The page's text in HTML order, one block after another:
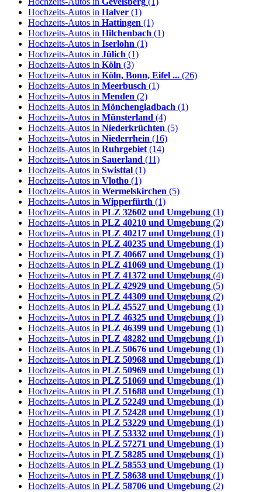
Hochzeits-Autos in Halver (1)
Hochzeits-Autos in Hattingen (1)
Hochzeits-Autos in Hilchenbach (1)
Hochzeits-Autos in Iserlohn (1)
Hochzeits-Autos in Jülich (1)
Hochzeits-Autos in Köln (3)
Hochzeits-Autos in Köln, Bonn, Eifel ... (26)
Hochzeits-Autos in Meerbusch (1)
Hochzeits-Autos in Menden (2)
Hochzeits-Autos in Mönchengladbach (1)
Hochzeits-Autos in Münsterland (4)
Hochzeits-Autos in Niederkrüchten (5)
Hochzeits-Autos in Niederrhein (16)
Hochzeits-Autos in Ruhrgebiet(14)
Hochzeits-Autos in Sauerland (11)
Hochzeits-Autos in Swisttal (1)
Hochzeits-Autos in Vlotho (1)
Hochzeits-Autos in Wermelskirchen (5)
Hochzeits-Autos in Wipperfürth (1)
Hochzeits-Autos in PLZ 32602 und Umgebung (1)
Hochzeits-Autos in PLZ 40210 und Umgebung (2)
Hochzeits-Autos in PLZ 40217 und Umgebung (1)
Hochzeits-Autos in PLZ 40235 und Umgebung (1)
Hochzeits-Autos in PLZ 40667 und Umgebung (1)
Hochzeits-Autos in PLZ 41069 und Umgebung (1)
Hochzeits-Autos in PLZ 41372 und Umgebung (4)
Hochzeits-Autos in PLZ 42929 und Umgebung (5)
Hochzeits-Autos in PLZ 44309 und Umgebung (2)
Hochzeits-Autos in PLZ 45527 und Umgebung (1)
Hochzeits-Autos in PLZ 46325 und Umgebung (1)
Hochzeits-Autos in PLZ 46399 und Umgebung (1)
Hochzeits-Autos in PLZ 48282 und Umgebung (1)
Hochzeits-Autos in PLZ 50676 und Umgebung (1)
Hochzeits-Autos in PLZ 50968 und Umgebung (1)
Hochzeits-Autos in PLZ 50969 und Umgebung (1)
Hochzeits-Autos in PLZ 51069 und Umgebung (1)
Hochzeits-Autos in PLZ 51688 und Umgebung (1)
Hochzeits-Autos in PLZ 52249 und Umgebung (1)
Hochzeits-Autos in PLZ 52428 und Umgebung (1)
Hochzeits-Autos in PLZ 53229 und Umgebung (1)
Hochzeits-Autos in PLZ 53332 und Umgebung (1)
Hochzeits-Autos in PLZ 57271 und Umgebung (1)
Hochzeits-Autos in PLZ 58285 und Umgebung (1)
Hochzeits-Autos in PLZ 58553 und Umgebung (1)
Hochzeits-Autos in PLZ 58638 und Umgebung (1)
Hochzeits-Autos in PLZ 58706 und Umgebung (2)